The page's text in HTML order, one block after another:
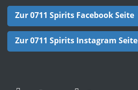
Zur 0711 Spirits Facebook Seite
Zur 0711 Spirits Instagram Seite